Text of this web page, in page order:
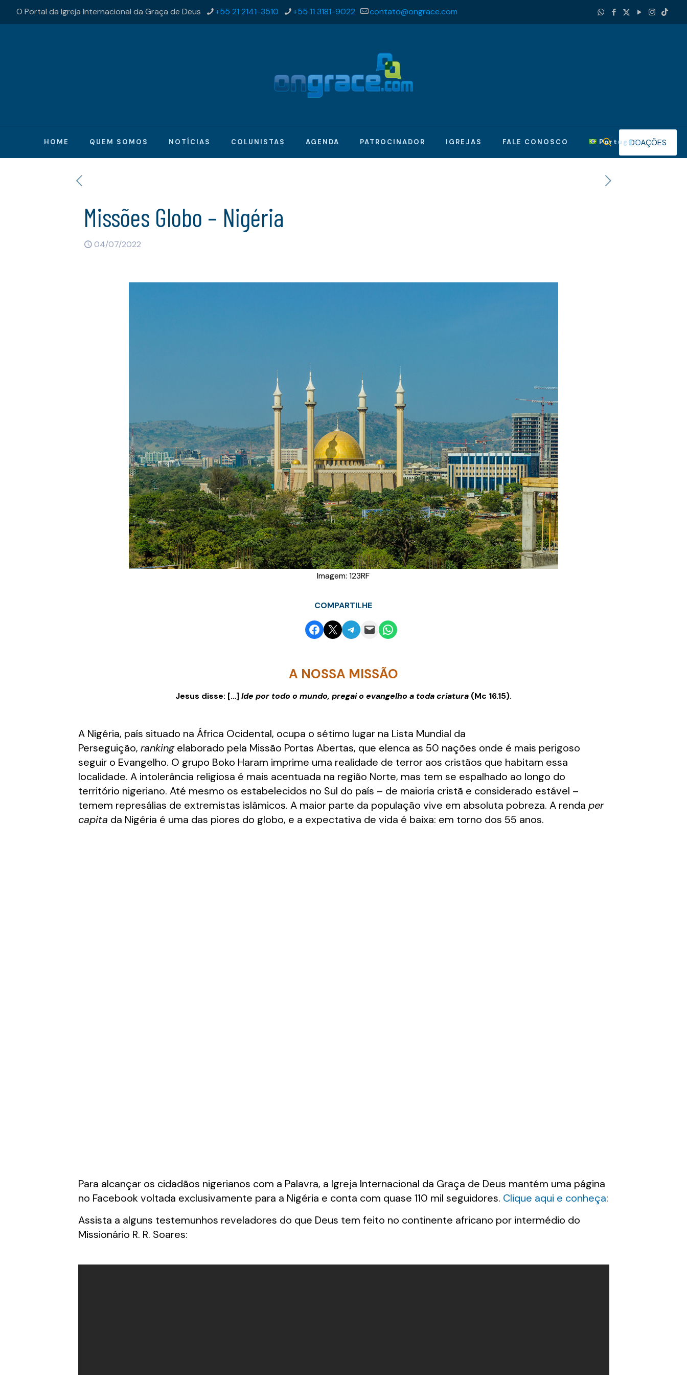
O Portal da Igreja Internacional da Graça de Deus +55 21 2141-3510 +55 11 3181-9022 contato@ongrace.com
HOME QUEM SOMOS NOTÍCIAS COLUNISTAS AGENDA PATROCINADOR IGREJAS FALE CONOSCO PortuguêsDOAÇÕES
Missões Globo – Nigéria
04/07/2022
Imagem: 123RF
COMPARTILHE
Share on Facebook
Email this PageShare on Telegram
Email this PageShare on WhatsApp
A NOSSA MISSÃO
Jesus disse: […]Ide por todo o mundo, pregai o evangelho a toda criatura(Mc 16.15).
A Nigéria, país situado na África Ocidental, ocupa o sétimo lugar na Lista Mundial da
Perseguição, rankingelaborado pela Missão Portas Abertas, que elenca as 50 nações onde é mais perigoso
seguir o Evangelho. O grupo Boko Haram imprime uma realidade de terror aos cristãos que habitam essa
localidade. A intolerância religiosa é mais acentuada na região Norte, mas tem se espalhado ao longo do
território nigeriano. Até mesmo os estabelecidos no Sul do país – de maioria cristã e considerado estável –
temem represálias de extremistas islâmicos. A maior parte da população vive em absoluta pobreza. A renda per
capita da Nigéria é uma das piores do globo, e a expectativa de vida é baixa: em torno dos 55 anos.
Para alcançar os cidadãos nigerianos com a Palavra, a Igreja Internacional da Graça de Deus mantém uma página
no Facebook voltada exclusivamente para a Nigéria e conta com quase 110 mil seguidores. Clique aqui e conheça:
Assista a alguns testemunhos reveladores do que Deus tem feito no continente africano por intermédio do
Missionário R. R. Soares: